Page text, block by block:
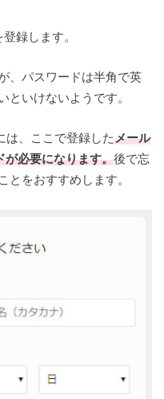
録します。
パスワードは半角で英
といけないようです。
は、ここで登録したメール
が必要になります。後で忘
とをおすすめします。